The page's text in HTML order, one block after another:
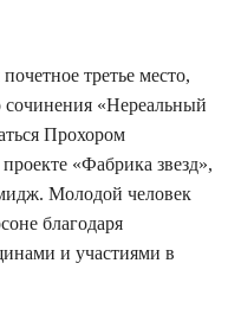
третье место,
сочинения «Нереальный
Прохором
«Фабрика звезд»,
Молодой человек
благодаря
и участиями в